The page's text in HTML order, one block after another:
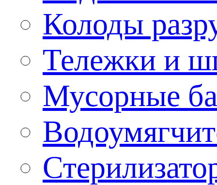
Колоды
Тележки и
Мусорные